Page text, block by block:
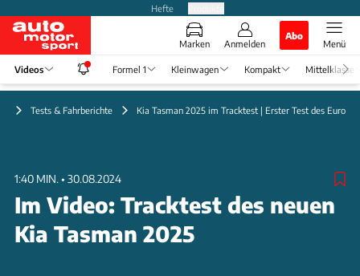
Hefte
Marken Anmelden
Abo
Menü
Videos Formel 1 Kleinwagen Kompakt Mittelklasse
Tests & Fahrberichte Kia Tasman 2025 im Tracktest | Erster Test des Europa
1:40 MIN. • 30.08.2024
Im Video: Tracktest des neuen
Kia Tasman 2025